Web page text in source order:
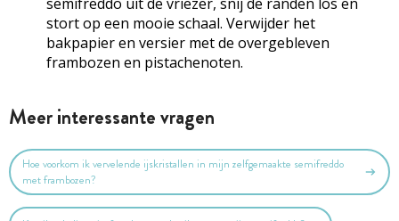
stort op een mooie schaal. Verwijder het
bakpapier en versier met de overgebleven
frambozen en pistachenoten.
Meer interessante vragen
Hoe voorkom ik vervelende ijskristallen in mijn zelfgemaakte semifreddo
met frambozen?